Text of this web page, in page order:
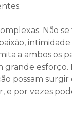
Não
a ambos os
esforço.
possam
e por vezes